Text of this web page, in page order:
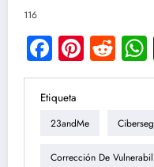
116
Facebook
Etiqueta
23andMe
Corrección De